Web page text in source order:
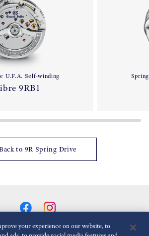
U.F.A. Self-winding
9RB1
to 9R Spring Drive
your experience on our website, to